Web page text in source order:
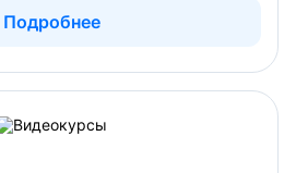
Подробнее